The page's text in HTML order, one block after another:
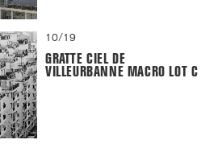
10/19
GRATTE CIEL DE
VILLEURBANNE MACRO LOT C